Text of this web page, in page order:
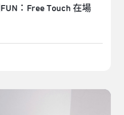
：Free Touch 在場